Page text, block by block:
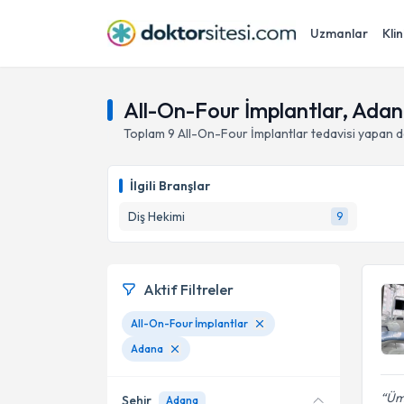
Uzmanlar
All-On-Four İmplantlar,
Toplam 9 All-On-Four İmplantlartedavisi yapan
İlgili Branşlar
Diş Hekimi
9
Aktif Filtreler
All-On-Four İmplantlar
Adana
Şehir Adana